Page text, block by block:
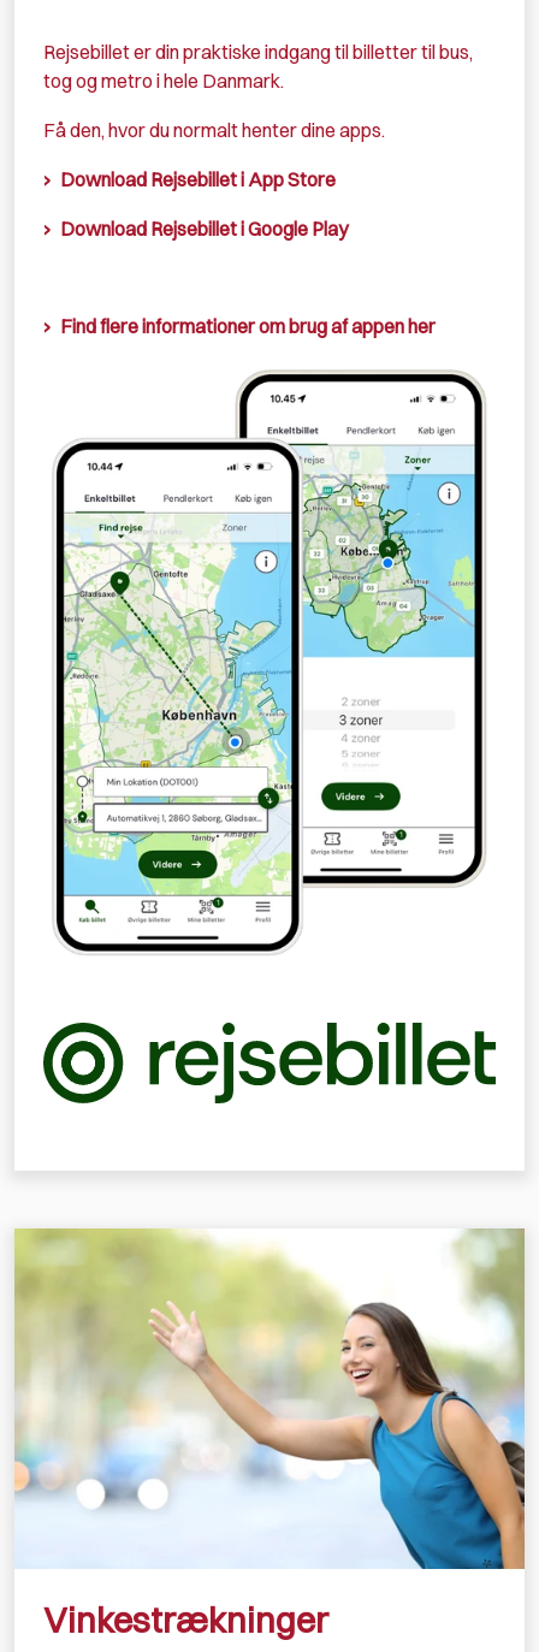
Rejsebillet er din praktiske indgang til billetter til bus,
tog og metro i hele Danmark.
Få den, hvor du normalt henter dine apps.
Download Rejsebillet i App Store
Download Rejsebillet i Google Play
Find flere informationer om brug af appen her
Vinkestrækninger